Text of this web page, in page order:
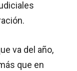
va del año,
que en